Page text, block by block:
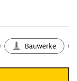
Bauwerke